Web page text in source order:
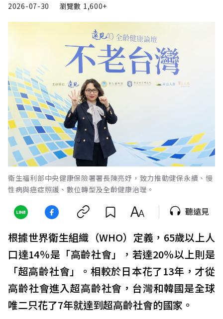
2026-07-30
瀏覽數 1,600+
衛生福利部中央健康保險署署長陳亮妤，致力推動健保永續、慢
性病與癌症照護、數位轉型及全齡健康治理。
聽遠見
根據世界衛生組織（WHO）定義，65歲以上人
口達14％是「高齡社會」，若達20％以上則是
「超高齡社會」。相較於日本花了13年，才從
高齡社會進入超高齡社會，台灣和韓國是全球
唯二只花了7年就達到超高齡社會的國家。